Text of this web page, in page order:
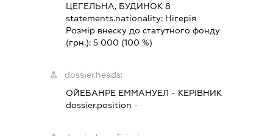
ЦЕГЕЛЬНА, БУДИНОК 8
statements.nationality: Нігерія
Розмір внеску до статутного фонду
(грн.):5 000 (100 %)
dossier.heads:
ОЙЕБАНРЕ ЕММАНУЕЛ - КЕРІВНИК
dossier.position -